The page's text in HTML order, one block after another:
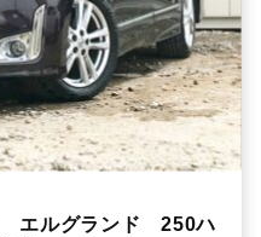
エルグランド 250ハ